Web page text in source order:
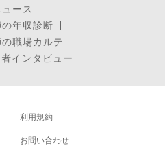
ース
の年収診断
の職場カルテ
インタビュー
利用規約
お問い合わせ